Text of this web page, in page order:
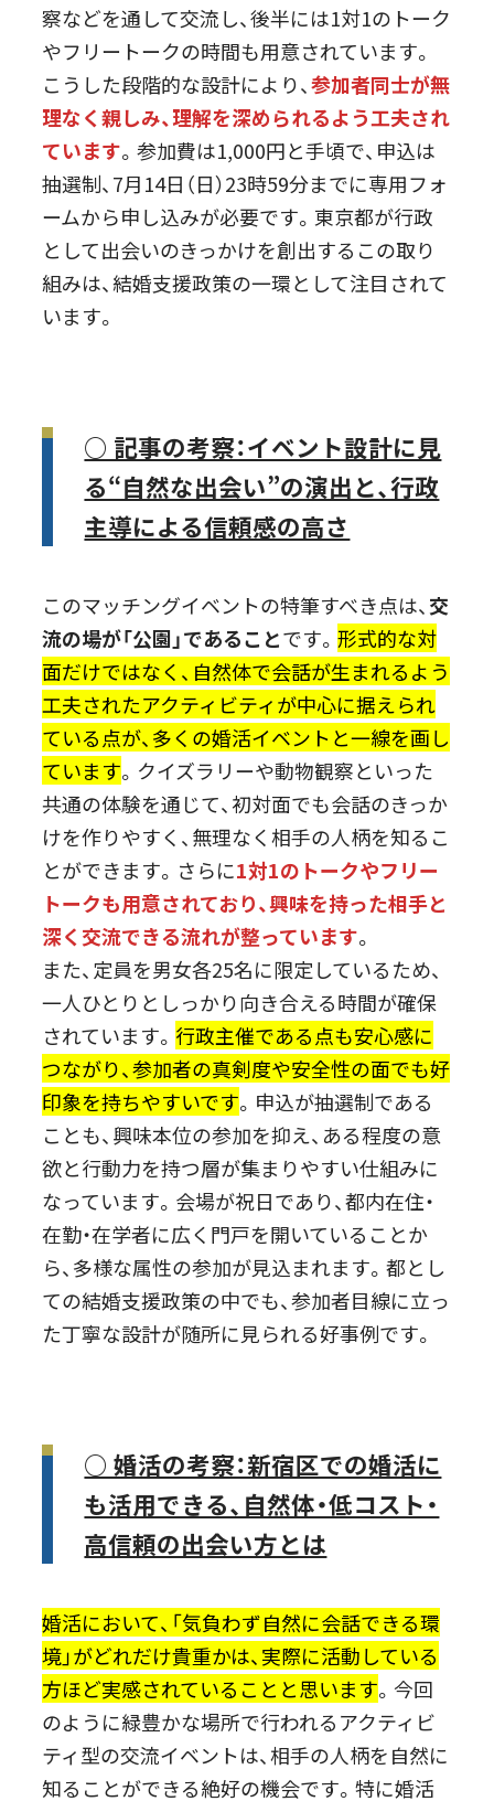
察などを通して交流し、後半には1対1のトーク
やフリートークの時間も用意されています。
こうした段階的な設計により、参加者同士が無
理なく親しみ、理解を深められるよう工夫され
ています。参加費は1,000円と手頃で、申込は
抽選制、7月14日（日）23時59分までに専用フォ
ームから申し込みが必要です。東京都が行政
として出会いのきっかけを創出するこの取り
組みは、結婚支援政策の一環として注目されて
います。
○ 記事の考察：イベント設計に見
る“自然な出会い”の演出と、行政
主導による信頼感の高さ
このマッチングイベントの特筆すべき点は、 交
流の場が「公園」であることです。形式的な対
面だけではなく、自然体で会話が生まれるよう
工夫されたアクティビティが中心に据えられ
ている点が、多くの婚活イベントと一線を画し
ています。クイズラリーや動物観察といった
共通の体験を通じて、初対面でも会話のきっか
けを作りやすく、無理なく相手の人柄を知るこ
とができます。さらに1対1のトークやフリー
トークも用意されており、興味を持った相手と
深く交流できる流れが整っています。
また、定員を男女各25名に限定しているため、
一人ひとりとしっかり向き合える時間が確保
されています。 行政主催である点も安心感に
つながり、参加者の真剣度や安全性の面でも好
印象を持ちやすいです。申込が抽選制である
ことも、興味本位の参加を抑え、ある程度の意
欲と行動力を持つ層が集まりやすい仕組みに
なっています。会場が祝日であり、都内在住・
在勤・在学者に広く門戸を開いていることか
ら、多様な属性の参加が見込まれます。都とし
ての結婚支援政策の中でも、参加者目線に立っ
た丁寧な設計が随所に見られる好事例です。
○ 婚活の考察：新宿区での婚活に
も活用できる、自然体・低コスト・
高信頼の出会い方とは
婚活において、「気負わず自然に会話できる環
境」がどれだけ貴重かは、実際に活動している
方ほど実感されていることと思います。今回
のように緑豊かな場所で行われるアクティビ
ティ型の交流イベントは、相手の人柄を自然に
知ることができる絶好の機会です。特に婚活